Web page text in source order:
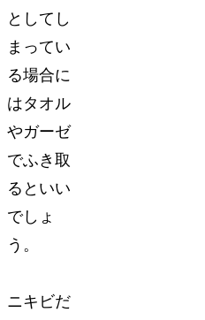
としてし
まってい
る場合に
はタオル
やガーゼ
でふき取
るといい
でしょ
う。
ニキビだ